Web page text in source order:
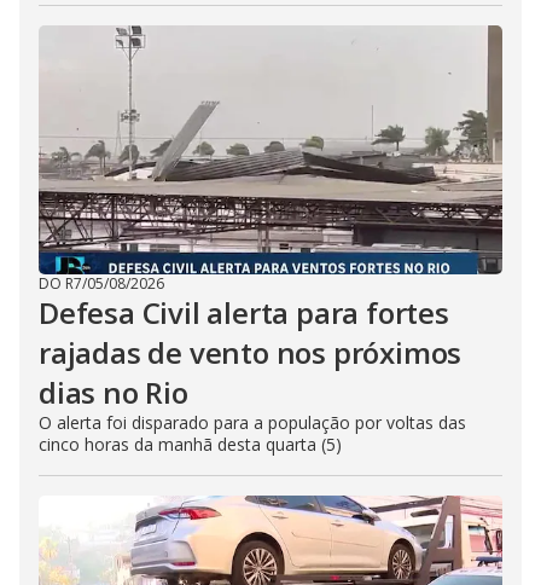
DO R7/05/08/2026
Defesa Civil alerta para fortes
rajadas de vento nos próximos
dias no Rio
O alerta foi disparado para a população por voltas das
cinco horas da manhã desta quarta (5)